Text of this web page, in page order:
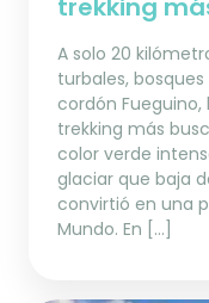
trekking
A solo 20
turbales,
cordón Fueguino,
trekking más
color verde
glaciar que baja
convirtió en una
Mundo. En […]